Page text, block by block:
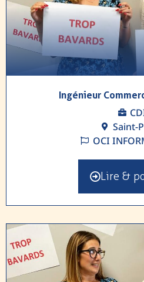
Ingénieur
Saint-
OCI
Lire &